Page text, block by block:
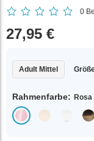
0
27,95 €
Adult Mittel
Rahmenfarbe: Rosa